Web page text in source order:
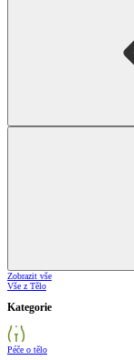
Zobrazit vše
Vše z Tělo
Kategorie
Péče o tělo